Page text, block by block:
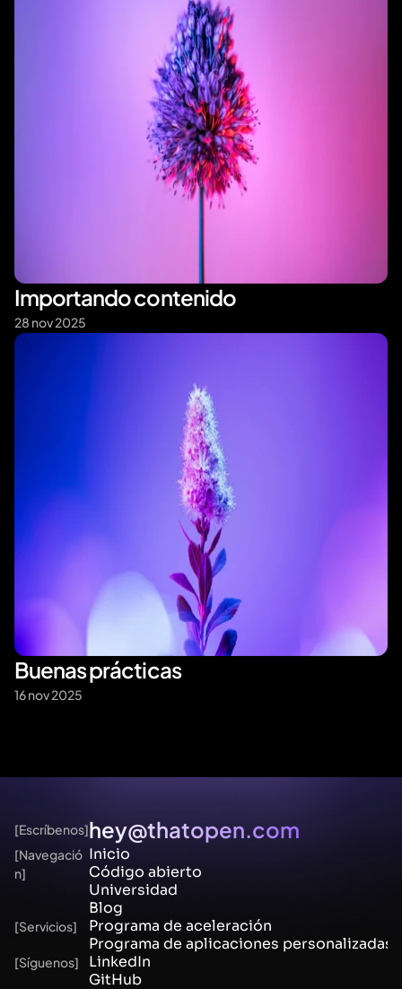
Importando contenido
28 nov 2025
Buenas prácticas
16 nov 2025
[Escríbenos]hey@thatopen.com
[Navegació
n]
Inicio
Código abierto
Universidad
Blog
[Servicios]
Programa de aceleración
Programa de aplicaciones personalizadas
[Síguenos]
LinkedIn
GitHub